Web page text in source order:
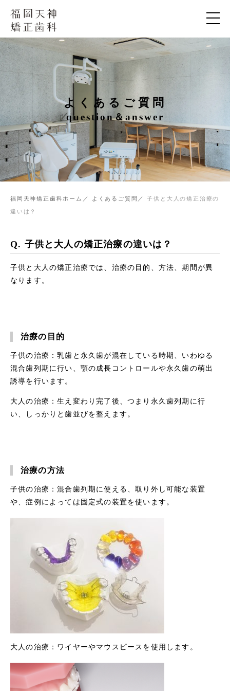
よくあるご質問
question＆answer
福岡天神矯正歯科ホーム よくあるご質問 子供と大人の矯正治療の
違いは？
Q. 子供と大人の矯正治療の違いは？
子供と大人の矯正治療では、治療の目的、方法、期間が異
なります。
治療の目的
子供の治療：乳歯と永久歯が混在している時期、いわゆる
混合歯列期に行い、顎の成長コントロールや永久歯の萌出
誘導を行います。
大人の治療：生え変わり完了後、つまり永久歯列期に行
い、しっかりと歯並びを整えます。
治療の方法
子供の治療：混合歯列期に使える、取り外し可能な装置
や、症例によっては固定式の装置を使います。
大人の治療：ワイヤーやマウスピースを使用します。